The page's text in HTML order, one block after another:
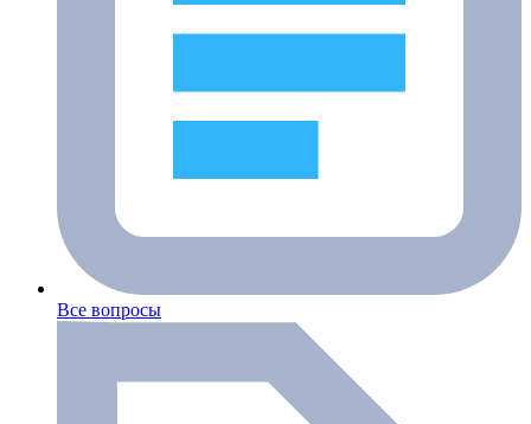
Все вопросы